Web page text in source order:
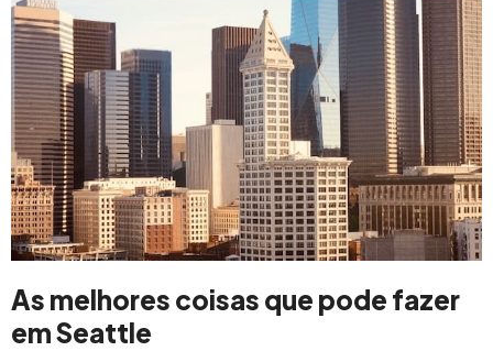
As melhores coisas que pode fazer
em Seattle